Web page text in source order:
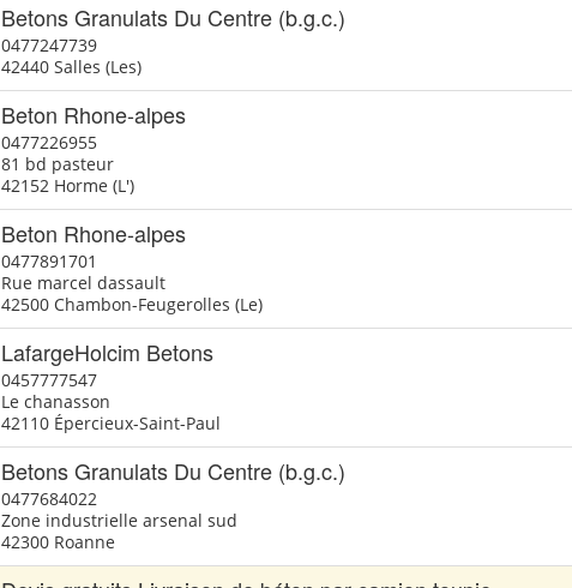
Betons Granulats Du Centre (b.g.c.)
0477247739
42440 Salles (Les)
Beton Rhone-alpes
0477226955
81 bd pasteur
42152 Horme (L')
Beton Rhone-alpes
0477891701
Rue marcel dassault
42500 Chambon-Feugerolles (Le)
LafargeHolcim Betons
0457777547
Le chanasson
42110 Épercieux-Saint-Paul
Betons Granulats Du Centre (b.g.c.)
0477684022
Zone industrielle arsenal sud
42300 Roanne